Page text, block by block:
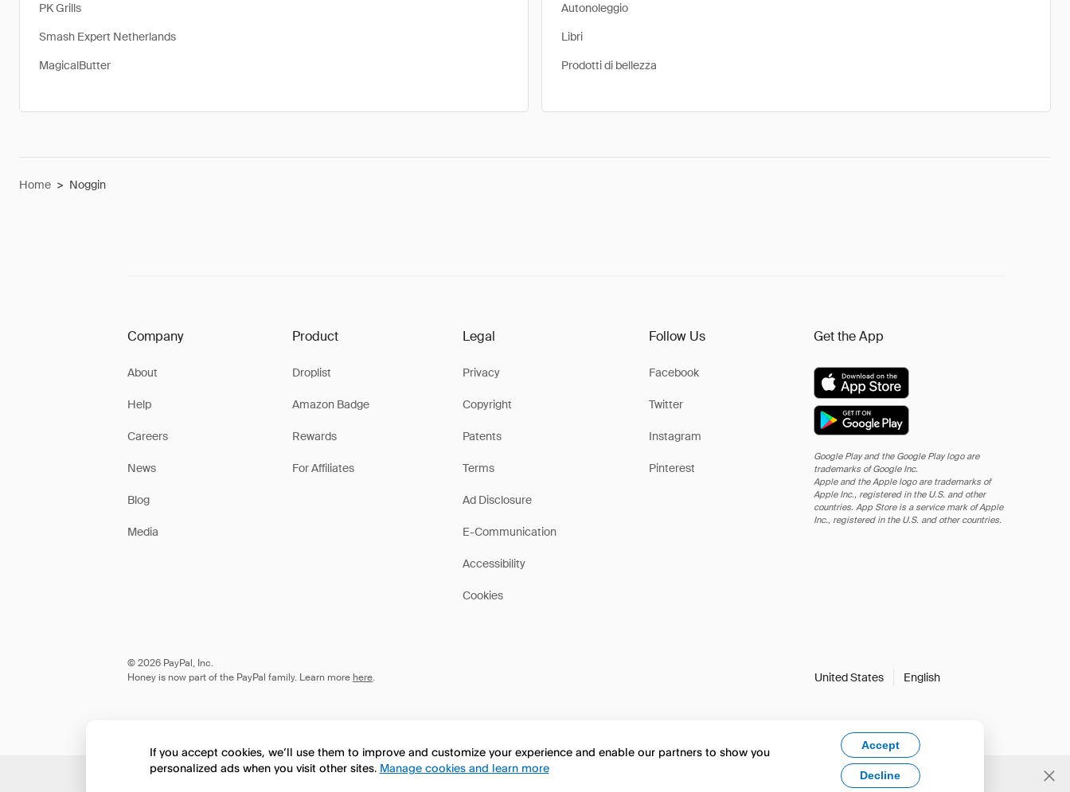
PK Grills
Smash Expert Netherlands
MagicalButter
Autonoleggio
Libri
Prodotti di bellezza
Home > Noggin
Company
About
Help
Careers
News
Blog
Media
Product
Droplist
Amazon Badge
Rewards
For Affiliates
Legal
Privacy
Copyright
Patents
Terms
Ad Disclosure
E-Communication
Accessibility
Cookies
Follow Us
Facebook
Twitter
Instagram
Pinterest
Get the App
Google Play and the Google Play logo are
trademarks of Google Inc.
Apple and the Apple logo are trademarks of
Apple Inc., registered in the U.S. and other
countries. App Store is a service mark of Apple
Inc., registered in the U.S. and other countries.
© 2026 PayPal, Inc.
Honey is now part of the PayPal family. Learn more here. United States English
If you accept cookies, we’ll use them to improve and customize your experience and enable our partners to show you
personalized ads when you visit other sites. Manage cookies and learn more
Accept
Decline